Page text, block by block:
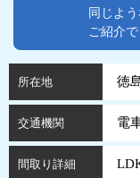
同じよ
ご紹介で
所在地 徳
交通機関 電
間取り詳細